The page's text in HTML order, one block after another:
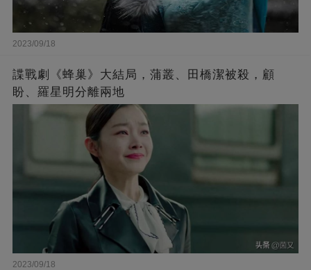
2023/09/18
諜戰劇《蜂巢》大結局，蒲叢、田橋潔被殺，顧
盼、羅星明分離兩地
2023/09/18